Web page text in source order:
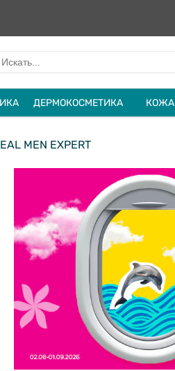
ДЕРМОКОСМЕТИКА КОЖА
MEN EXPERT